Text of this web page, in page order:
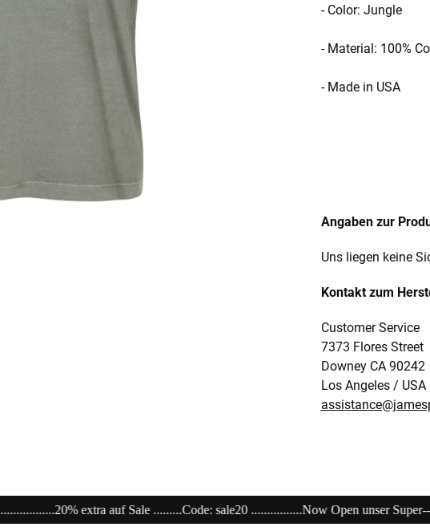
- Color: Jungle
- Material: 100%
- Made in USA
Angaben zur
Uns liegen keine
Kontakt zum
Customer Service
7373 Flores Street
Downey CA 90242
Los Angeles / USA
sale20 ................Now Open unser Super---Sale...im Store